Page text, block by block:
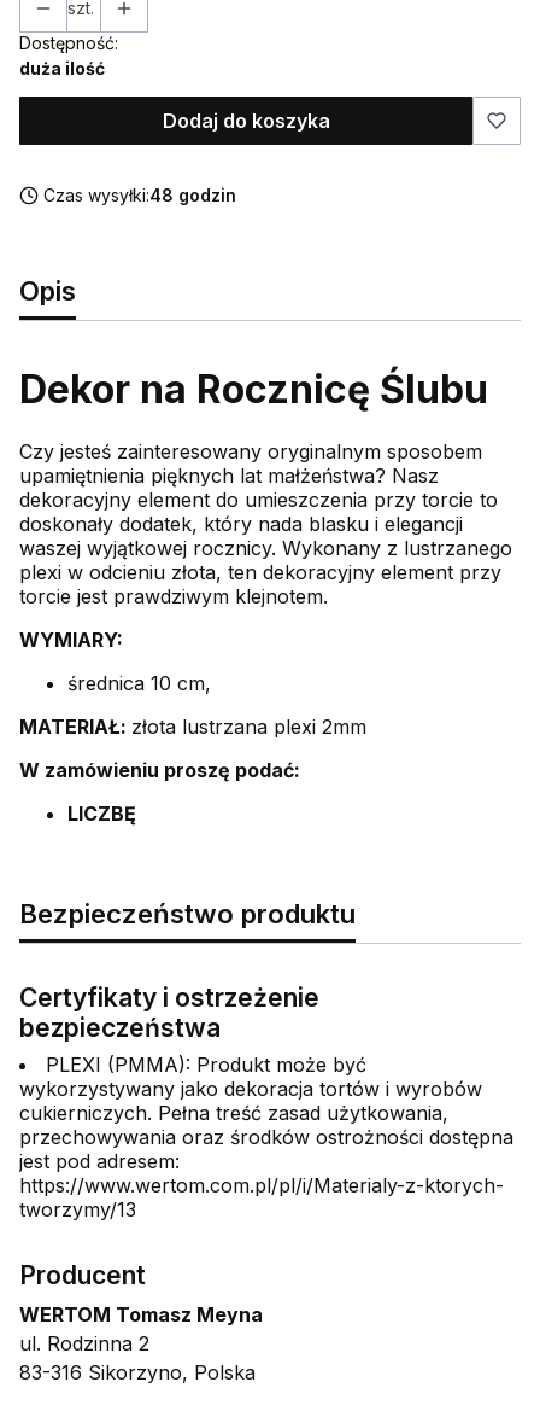
szt.
Dostępność:
duża ilość
Dodaj do koszyka
Czas wysyłki:48 godzin
Opis
Dekor na Rocznicę Ślubu
Czy jesteś zainteresowany oryginalnym sposobem
upamiętnienia pięknych lat małżeństwa? Nasz
dekoracyjny element do umieszczenia przy torcie to
doskonały dodatek, który nada blasku i elegancji
waszej wyjątkowej rocznicy. Wykonany z lustrzanego
plexi w odcieniu złota, ten dekoracyjny element przy
torcie jest prawdziwym klejnotem.
WYMIARY:
średnica 10 cm,
MATERIAŁ: złota lustrzana plexi 2mm
W zamówieniu proszę podać:
LICZBĘ
Bezpieczeństwo produktu
Certyfikaty i ostrzeżenie
bezpieczeństwa
PLEXI (PMMA): Produkt może być
wykorzystywany jako dekoracja tortów i wyrobów
cukierniczych. Pełna treść zasad użytkowania,
przechowywania oraz środków ostrożności dostępna
jest pod adresem:
https://www.wertom.com.pl/pl/i/Materialy-z-ktorych-
tworzymy/13
Producent
WERTOM Tomasz Meyna
ul. Rodzinna 2
83-316 Sikorzyno, Polska